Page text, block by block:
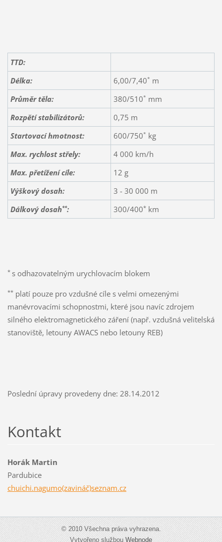
TTD:
Délka:
6,00/7,40* m
Průměr těla:
380/510* mm
Rozpětí stabilizátorů:
0,75 m
Startovací hmotnost:
600/750* kg
Max. rychlost střely:
4 000 km/h
Max. přetížení cíle:
12 g
Výškový dosah:
3 - 30 000 m
Dálkový dosah**: 300/400*km
* s odhazovatelným urychlovacím blokem
**platí pouze pro vzdušné cíle s velmi omezenými
manévrovacími schopnostmi, které jsou navíc zdrojem
silného elektromagnetického záření (např. vzdušná velitelská
stanoviště, letouny AWACS nebo letouny REB)
Poslední úpravy provedeny dne: 28.14.2012
Kontakt
Horák Martin
Pardubice
chuichi.nagumo(zavináč)seznam.cz
© 2010 Všechna práva vyhrazena.
Vytvořeno službouWebnode